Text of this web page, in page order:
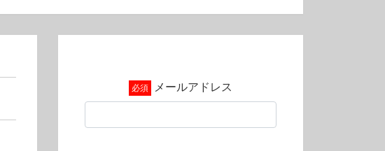
14001
中根浩次 吉田宣幸
メールアドレス